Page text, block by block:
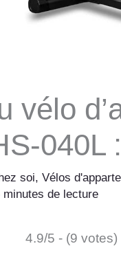
vélo
040L
soi,Vélos
minutes de lecture
4.9/5 - (9 votes)